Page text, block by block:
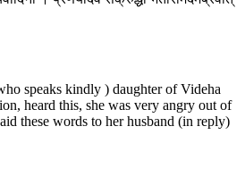
speaks kindly ) daughter of Videha
heard this, she was very angry out of
these words to her husband (in reply)